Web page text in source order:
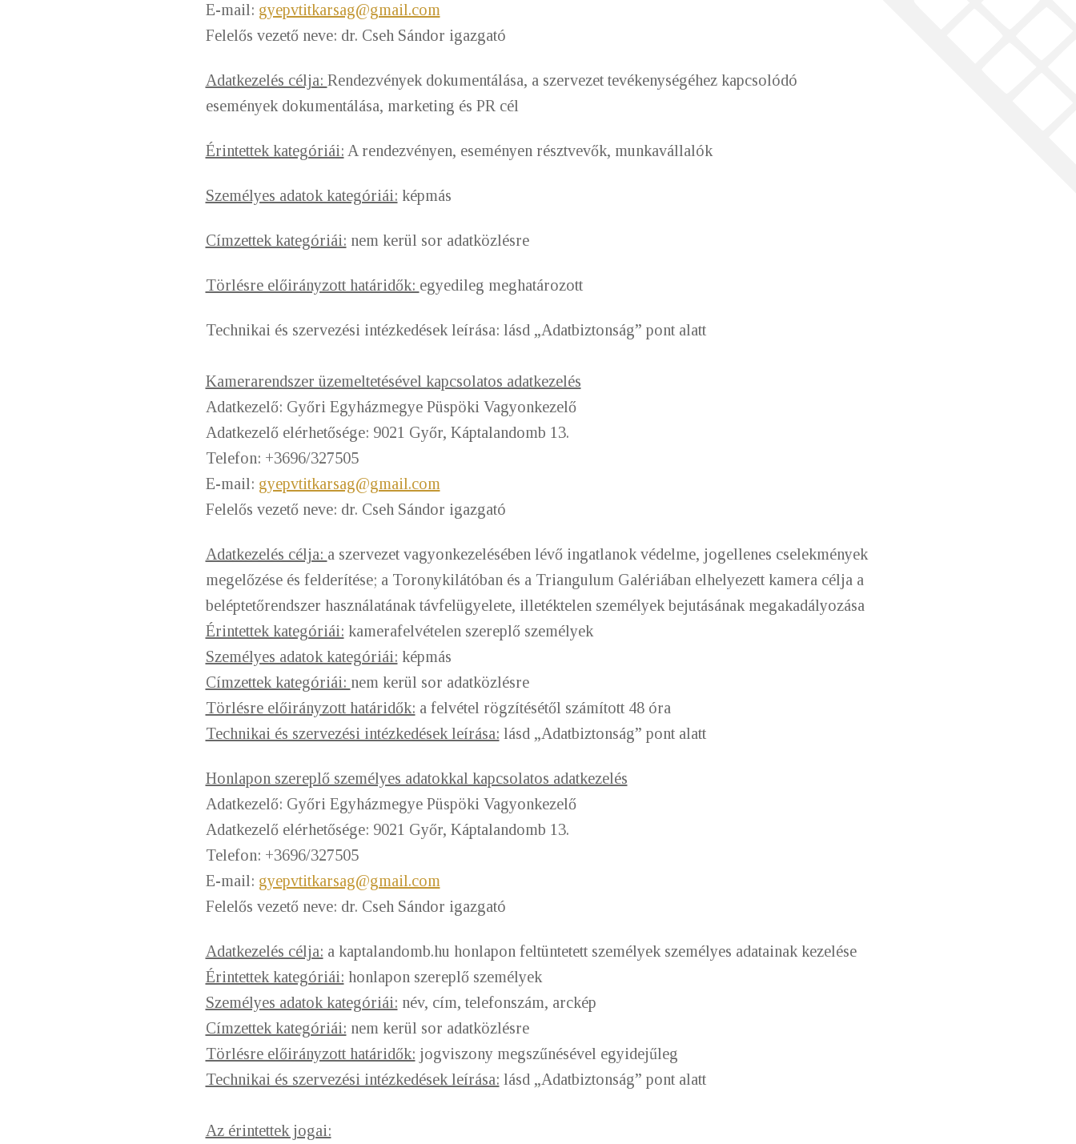
E-mail: gyepvtitkarsag@gmail.com
Felelős vezető neve: dr. Cseh Sándor igazgató
Adatkezelés célja: Rendezvények dokumentálása, a szervezet tevékenységéhez kapcsolódó
események dokumentálása, marketing és PR cél
Érintettek kategóriái: A rendezvényen, eseményen résztvevők, munkavállalók
Személyes adatok kategóriái: képmás
Címzettek kategóriái: nem kerül sor adatközlésre
Törlésre előirányzott határidők: egyedileg meghatározott
Technikai és szervezési intézkedések leírása: lásd „Adatbiztonság” pont alatt
Kamerarendszer üzemeltetésével kapcsolatos adatkezelés
Adatkezelő: Győri Egyházmegye Püspöki Vagyonkezelő
Adatkezelő elérhetősége: 9021 Győr, Káptalandomb 13.
Telefon: +3696/327505
E-mail: gyepvtitkarsag@gmail.com
Felelős vezető neve: dr. Cseh Sándor igazgató
Adatkezelés célja: a szervezet vagyonkezelésében lévő ingatlanok védelme, jogellenes cselekmények
megelőzése és felderítése; a Toronykilátóban és a Triangulum Galériában elhelyezett kamera célja a
beléptetőrendszer használatának távfelügyelete, illetéktelen személyek bejutásának megakadályozása
Érintettek kategóriái: kamerafelvételen szereplő személyek
Személyes adatok kategóriái: képmás
Címzettek kategóriái: nem kerül sor adatközlésre
Törlésre előirányzott határidők: a felvétel rögzítésétől számított 48 óra
Technikai és szervezési intézkedések leírása: lásd „Adatbiztonság” pont alatt
Honlapon szereplő személyes adatokkal kapcsolatos adatkezelés
Adatkezelő: Győri Egyházmegye Püspöki Vagyonkezelő
Adatkezelő elérhetősége: 9021 Győr, Káptalandomb 13.
Telefon: +3696/327505
E-mail: gyepvtitkarsag@gmail.com
Felelős vezető neve: dr. Cseh Sándor igazgató
Adatkezelés célja: a kaptalandomb.hu honlapon feltüntetett személyek személyes adatainak kezelése
Érintettek kategóriái: honlapon szereplő személyek
Személyes adatok kategóriái: név, cím, telefonszám, arckép
Címzettek kategóriái: nem kerül sor adatközlésre
Törlésre előirányzott határidők: jogviszony megszűnésével egyidejűleg
Technikai és szervezési intézkedések leírása: lásd „Adatbiztonság” pont alatt
Az érintettek jogai: